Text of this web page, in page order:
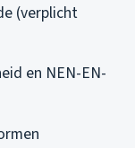
(verplicht
en NEN-EN-